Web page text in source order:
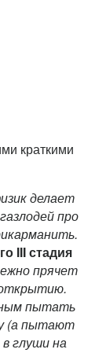
краткими
делает
про
III стадия
прячет
пытать
(а пытают
глуши на